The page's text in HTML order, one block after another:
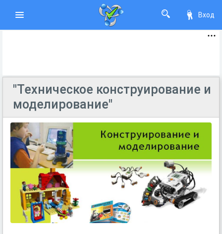
Вход
"Техническое конструирование и
моделирование"